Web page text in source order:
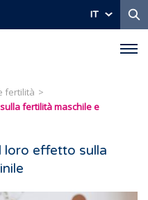
IT
fertilità
fertilità maschile e
loro effetto sulla